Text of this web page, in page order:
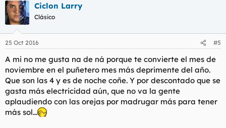
Ciclon Larry
Clásico
25 Oct 2016 #5
A mi no me gusta na de ná porque te convierte el mes de
noviembre en el puñetero mes más deprimente del año.
Que son las 4 y es de noche coñe. Y por descontado que se
gasta más electricidad aún, que no va la gente
aplaudiendo con las orejas por madrugar más para tener
más sol...